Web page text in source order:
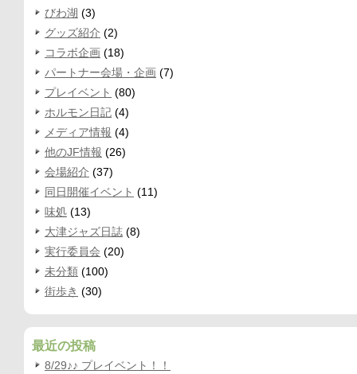
びわ湖 (3)
グッズ紹介 (2)
コラボ企画 (18)
パートナー会場・企画 (7)
プレイベント (80)
ホルモン日記 (4)
メディア情報 (4)
他のJF情報 (26)
会場紹介 (37)
同日開催イベント (11)
味処 (13)
大津ジャズ日誌 (8)
実行委員会 (20)
未分類 (100)
街歩き (30)
最近の投稿
8/29♪♪ プレイベント！！